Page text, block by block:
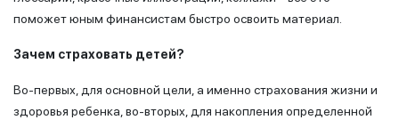
поможет юным финансистам быстро освоить материал.
Зачем страховать детей?
Во-первых, для основной цели, а именно страхования жизни и
здоровья ребенка, во-вторых, для накопления определенной